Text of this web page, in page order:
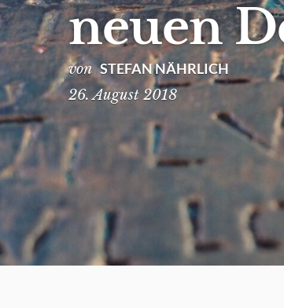
neuen
von STEFAN NÄHRLICH
26. August 2018